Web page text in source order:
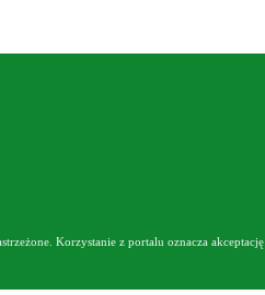
Korzystanie z portalu oznacza akceptację